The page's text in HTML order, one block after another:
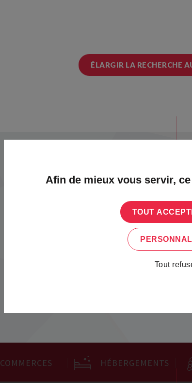
ÉLARGIR LA RECHERCHE
Votre association n'est
Vous souhaitez faire apparaître votre
faites votre demande via
COMMERCES HÉBERGEMENTS
Afin de mieux vous servir,
TOUT
Tout